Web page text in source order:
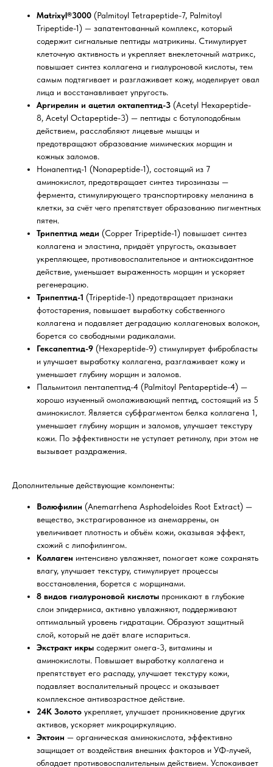
Matrixyl®3000 (Palmitoyl Tetrapeptide-7, Palmitoyl
Tripeptide-1) — запатентованный комплекс, который
содержит сигнальные пептиды матрикины. Стимулирует
клеточную активность и укрепляет внеклеточный матрикс,
повышает синтез коллагена и гиалуроновой кислоты, тем
самым подтягивает и разглаживает кожу, моделирует овал
лица и восстанавливает упругость.
Аргирелин и ацетил октапептид-3 (Acetyl Hexapeptide-
8, Acetyl Octapeptide-3) — пептиды с ботулоподобным
действием, расслабляют лицевые мышцы и
предотвращают образование мимических морщин и
кожных заломов.
Нонапептид-1 (Nonapeptide-1), состоящий из 7
аминокислот, предотвращает синтез тирозиназы —
фермента, стимулирующего транспортировку меланина в
клетки, за счёт чего препятствует образованию пигментных
пятен.
Трипептид меди (Copper Tripeptide-1) повышает синтез
коллагена и эластина, придаёт упругость, оказывает
укрепляющее, противовоспалительное и антиоксидантное
действие, уменьшает выраженность морщин и ускоряет
регенерацию.
Трипептид-1 (Tripeptide-1) предотвращает признаки
фотостарения, повышает выработку собственного
коллагена и подавляет деградацию коллагеновых волокон,
борется со свободными радикалами.
Гексапептид-9 (Hexapeptide-9) стимулирует фибробласты
и улучшает выработку коллагена, разглаживает кожу и
уменьшает глубину морщин и заломов.
Пальмитоил пентапептид-4 (Palmitoyl Pentapeptide-4) —
хорошо изученный омолаживающий пептид, состоящий из 5
аминокислот. Является субфрагментом белка коллагена 1,
уменьшает глубину морщин и заломов, улучшает текстуру
кожи. По эффективности не уступает ретинолу, при этом не
вызывает раздражения.
Дополнительные действующие компоненты:
Волюфилин (Anemarrhena Asphodeloides Root Extract) —
вещество, экстрагированное из анемаррены, он
увеличивает плотность и объём кожи, оказывая эффект,
схожий с липофилингом.
Коллаген интенсивно увлажняет, помогает коже сохранять
влагу, улучшает текстуру, стимулирует процессы
восстановления, борется с морщинами.
8 видов гиалуроновой кислоты проникают в глубокие
слои эпидермиса, активно увлажняют, поддерживают
оптимальный уровень гидратации. Образуют защитный
слой, который не даёт влаге испариться.
Экстракт икры содержит омега-3, витамины и
аминокислоты. Повышает выработку коллагена и
препятствует его распаду, улучшает текстуру кожи,
подавляет воспалительный процесс и оказывает
комплексное антивозрастное действие.
24К Золото укрепляет, улучшает проникновение других
активов, ускоряет микроциркуляцию.
Эктоин — органическая аминокислота, эффективно
защищает от воздействия внешних факторов и УФ-лучей,
обладает противовоспалительным действием. Успокаивает